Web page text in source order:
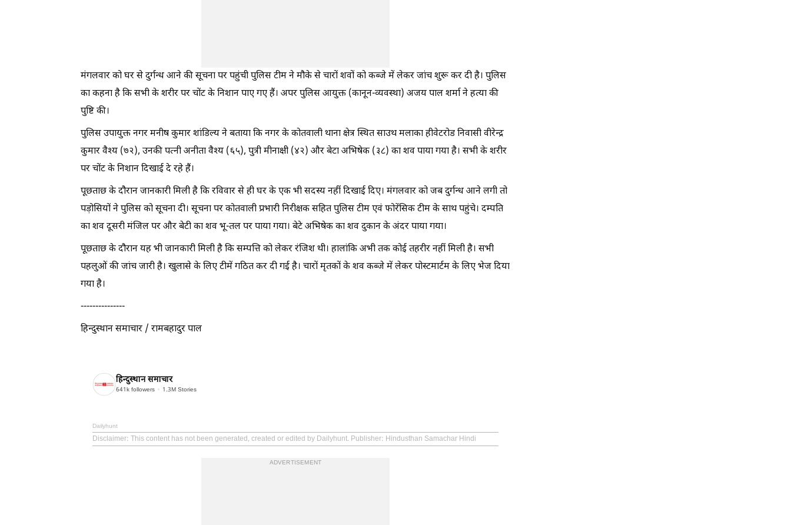
मंगलवार को घर से दुर्गन्ध आने की सूचना पर पहुंची पुलिस टीम ने मौके से चारों शवों को कब्जे में लेकर जांच शुरू कर दी है। पुलिस
का कहना है कि सभी के शरीर पर चोंट के निशान पाए गए हैं। अपर पुलिस आयुक्त (कानून-व्यवस्था) अजय पाल शर्मा ने हत्या की
पुष्टि की।
पुलिस उपायुक्त नगर मनीष कुमार शांडिल्य ने बताया कि नगर के कोतवाली थाना क्षेत्र स्थित साउथ मलाका हीवेटरोड निवासी वीरेन्द्र
कुमार वैश्य (७२), उनकी पत्नी अनीता वैश्य (६५), पुत्री मीनाक्षी (४२) और बेटा अभिषेक (३८) का शव पाया गया है। सभी के शरीर
पर चोंट के निशान दिखाई दे रहे हैं।
पूछताछ के दौरान जानकारी मिली है कि रविवार से ही घर के एक भी सदस्य नहीं दिखाई दिए। मंगलवार को जब दुर्गन्ध आने लगी तो
पड़ोसियों ने पुलिस को सूचना दी। सूचना पर कोतवाली प्रभारी निरीक्षक सहित पुलिस टीम एवं फोरेंसिक टीम के साथ पहुंचे। दम्पति
का शव दूसरी मंजिल पर और बेटी का शव भू-तल पर पाया गया। बेटे अभिषेक का शव दुकान के अंदर पाया गया।
पूछताछ के दौरान यह भी जानकारी मिली है कि सम्पत्ति को लेकर रंजिश थी। हालांकि अभी तक कोई तहरीर नहीं मिली है। सभी
पहलुओं की जांच जारी है। खुलासे के लिए टीमें गठित कर दी गई है। चारों मृतकों के शव कब्जे में लेकर पोस्टमार्टम के लिए भेज दिया
गया है।
---------------
हिन्दुस्थान समाचार / रामबहादुर पाल
हिन्दुस्थान समाचार
641k followers 1.3M Stories
Dailyhunt
Disclaimer: This content has not been generated, created or edited by Dailyhunt. Publisher: Hindusthan Samachar Hindi
ADVERTISEMENT